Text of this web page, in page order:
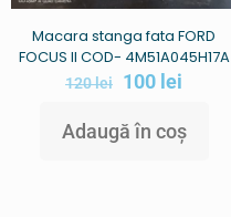
Macara stanga fata FORD
FOCUS II COD- 4M51A045H17A
120lei 100 lei
Adaugă în coș